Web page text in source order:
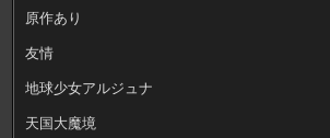
原作あり
友情
地球少女アルジュナ
天国大魔境